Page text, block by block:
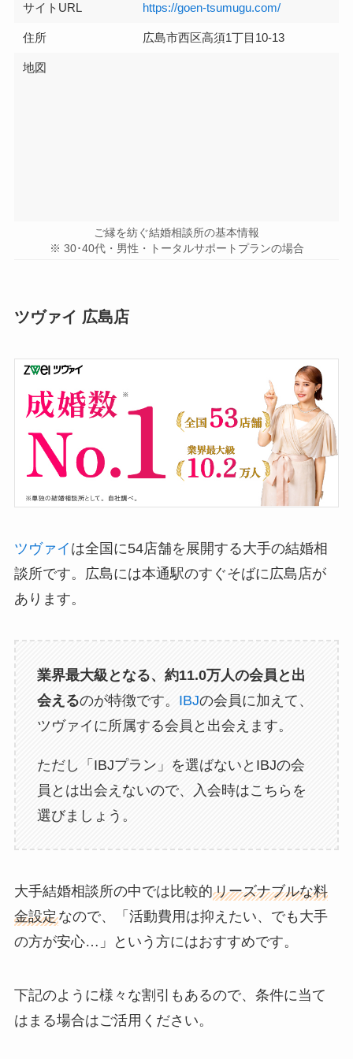
サイトURL https://goen-tsumugu.com/
住所 広島市西区高須1丁目10-13
地図
ご縁を紡ぐ結婚相談所の基本情報
※ 30･40代・男性・トータルサポートプランの場合
ツヴァイ 広島店
ツヴァイ は全国に54店舗を展開する大手の結婚相
談所です。広島には本通駅のすぐそばに広島店が
あります。
業界最大級となる、約11.0万人の会員と出
会えるのが特徴です。 IBJの会員に加えて、
ツヴァイに所属する会員と出会えます。
ただし「IBJプラン」を選ばないとIBJの会
員とは出会えないので、入会時はこちらを
選びましょう。
大手結婚相談所の中では比較的リーズナブルな料
金設定なので、「活動費用は抑えたい、でも大手
の方が安心…」という方にはおすすめです。
下記のように様々な割引もあるので、条件に当て
はまる場合はご活用ください。